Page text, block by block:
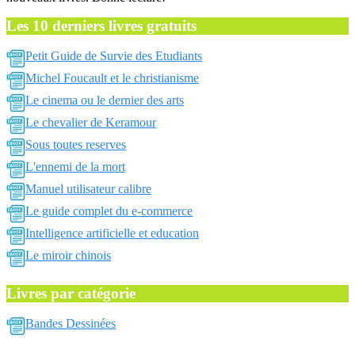
Les 10 derniers livres gratuits
Petit Guide de Survie des Etudiants
Michel Foucault et le christianisme
Le cinema ou le dernier des arts
Le chevalier de Keramour
Sous toutes reserves
L'ennemi de la mort
Manuel utilisateur calibre
Le guide complet du e-commerce
Intelligence artificielle et education
Le miroir chinois
Livres par catégorie
Bandes Dessinées